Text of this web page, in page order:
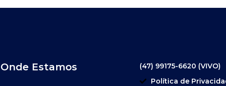
Onde Estamos
(47) 99175-6620 (VIVO)
Política de